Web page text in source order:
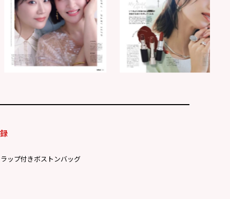
ップ付きボストンバッグ